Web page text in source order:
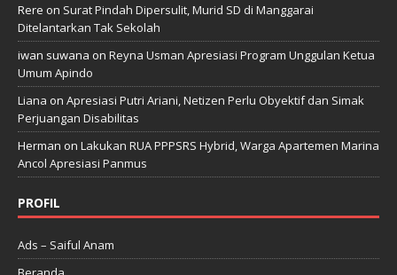
Rere on Surat Pindah Dipersulit, Murid SD di Manggarai
Ditelantarkan Tak Sekolah
iwan suwana on Reyna Usman Apresiasi Program Unggulan Ketua
Umum Apindo
Liana on Apresiasi Putri Ariani, Netizen Perlu Obyektif dan Simak
Perjuangan Disabilitas
Herman on Lakukan RUA PPPSRS Hybrid, Warga Apartemen Marina
Ancol Apresiasi Panmus
PROFIL
Ads – Saiful Anam